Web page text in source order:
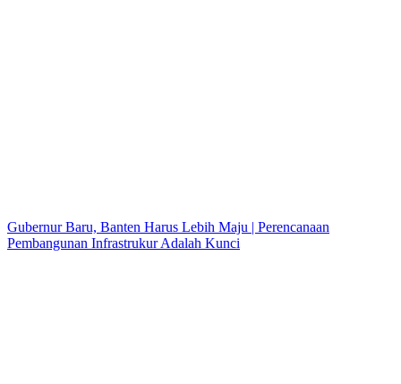
Gubernur Baru, Banten Harus Lebih Maju | Perencanaan
Pembangunan Infrastrukur Adalah Kunci